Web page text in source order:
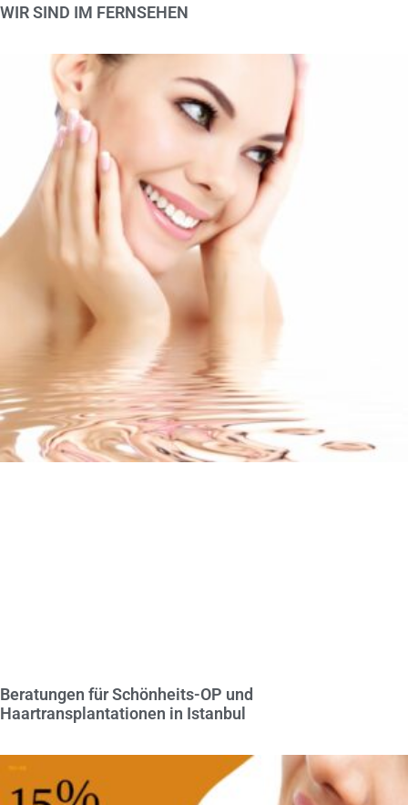
WIR SIND IM FERNSEHEN
Beratungen für Schönheits-OP und
Haartransplantationen in Istanbul